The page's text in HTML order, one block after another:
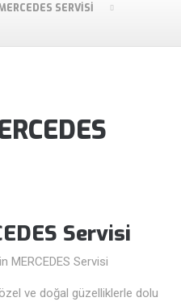
SERVISI
Servisi
MERCEDES Servisi
ve doğal güzelliklerle dolu